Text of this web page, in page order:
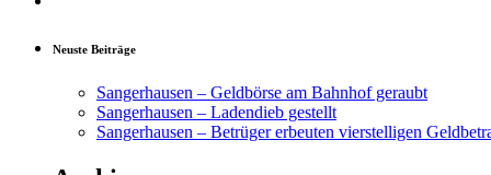
Neuste Beiträge
Sangerhausen – Geldbörse am Bahnhof geraubt
Sangerhausen – Ladendieb gestellt
Sangerhausen – Betrüger erbeuten vierstelligen